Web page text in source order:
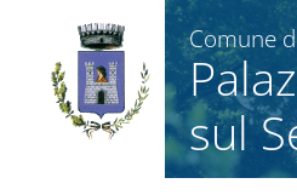
Salta al contenuto principale
Comune
sul